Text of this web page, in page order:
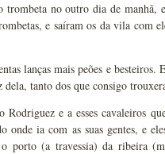
no outro dia de manhã,
e saíram os da vila com
lanças mais peões e
dela, tanto dos que consigo
e a esses cavaleiros
ia com as suas gentes, e
o porto (a travessia) da ribeira